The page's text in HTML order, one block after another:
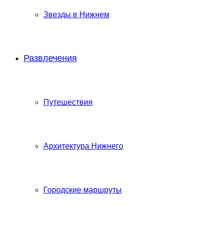
Звезды в Нижнем
Развлечения
Путешествия
Архитектура Нижнего
Городские маршруты